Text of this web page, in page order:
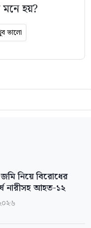
মনে হয়?
ভালো
নিয়ে বিরোধের
নারীসহ আহত-১২